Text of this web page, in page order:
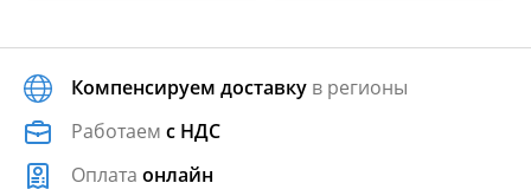
Компенсируем доставку в регионы
Работаем с НДС
Оплата онлайн